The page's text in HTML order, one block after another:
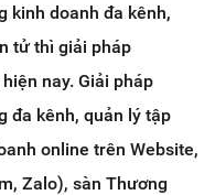
kinh doanh đa kênh,
tử thì giải pháp
nay. Giải pháp
đa kênh, quản lý tập
online trên Website,
Zalo), sàn Thương